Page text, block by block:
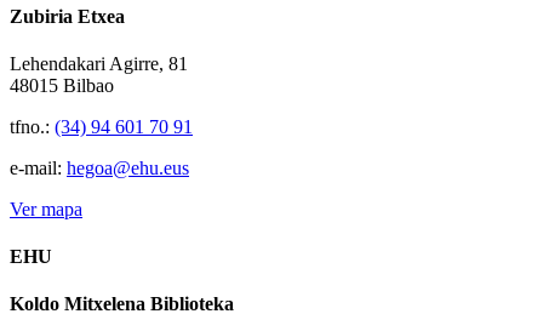
Zubiria Etxea
Lehendakari Agirre, 81
48015 Bilbao
tfno.: (34) 94 601 70 91
e-mail: hegoa@ehu.eus
Ver mapa
EHU
Koldo Mitxelena Biblioteka